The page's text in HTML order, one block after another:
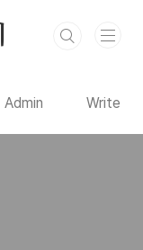
Admin Write